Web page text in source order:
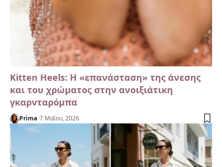
Kitten Heels: Η «επανάσταση» της άνεσης
και του χρώματος στην ανοιξιάτικη
γκαρνταρόμπα
Prima 7 Μαΐου, 2026